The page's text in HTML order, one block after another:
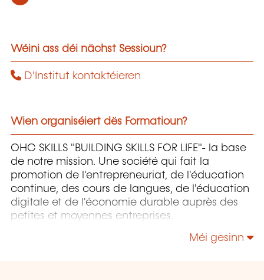
Wéini ass déi nächst Sessioun?
D'Institut kontaktéieren
Wien organiséiert dës Formatioun?
OHC SKILLS "BUILDING SKILLS FOR LIFE"- la base
de notre mission. Une société qui fait la
promotion de l'entrepreneuriat, de l'éducation
continue, des cours de langues, de l'éducation
digitale et de l'économie durable auprès des
petites et moyennes entreprises.
Méi gesinn